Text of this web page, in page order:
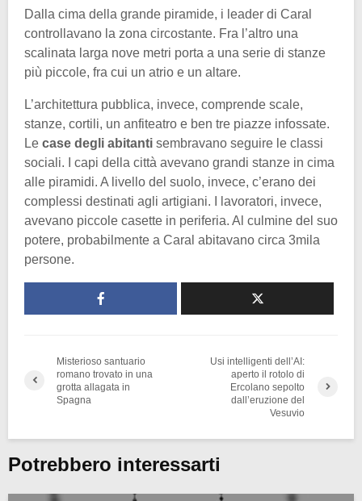
Dalla cima della grande piramide, i leader di Caral
controllavano la zona circostante. Fra l’altro una
scalinata larga nove metri porta a una serie di stanze
più piccole, fra cui un atrio e un altare.
L’architettura pubblica, invece, comprende scale,
stanze, cortili, un anfiteatro e ben tre piazze infossate.
Le case degli abitanti sembravano seguire le classi
sociali. I capi della città avevano grandi stanze in cima
alle piramidi. A livello del suolo, invece, c’erano dei
complessi destinati agli artigiani. I lavoratori, invece,
avevano piccole casette in periferia. Al culmine del suo
potere, probabilmente a Caral abitavano circa 3mila
persone.
Misterioso santuario
romano trovato in una
grotta allagata in
Spagna
Usi intelligenti dell’AI:
aperto il rotolo di
Ercolano sepolto
dall’eruzione del
Vesuvio
Potrebbero interessarti